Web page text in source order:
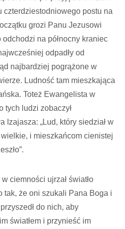
czterdziestodniowego postu na
grozi Panu Jezusowi
na północny kraniec
odpadły od
najbardziej pogrążone w
Ludność tam mieszkająca
Toteż Ewangelista w
tych ludzi zobaczył
Izajasza: „Lud, który siedział w
wielkie, i mieszkańcom cienistej
ciemności ujrzał światło
tak, że oni szukali Pana Boga i
do nich, aby
światłem i przynieść im